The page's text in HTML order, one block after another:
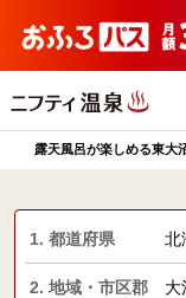
露天風呂が楽しめる東大
1. 都道府県 北
2. 地域・市区郡 大